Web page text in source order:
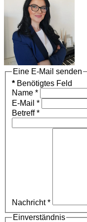
Eine E-Mail senden
* Benötigtes Feld
Name *
E-Mail *
Betreff*
Nachricht*
Einverständnis